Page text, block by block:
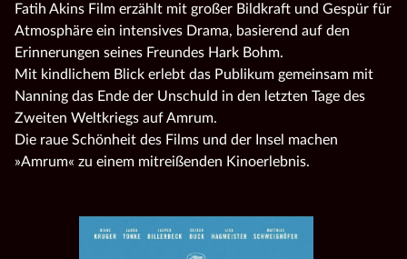
Fatih Akins Film erzählt mit großer Bildkraft und Gespür für
Atmosphäre ein intensives Drama, basierend auf den
Erinnerungen seines Freundes Hark Bohm.
Mit kindlichem Blick erlebt das Publikum gemeinsam mit
Nanning das Ende der Unschuld in den letzten Tage des
Zweiten Weltkriegs auf Amrum.
Die raue Schönheit des Films und der Insel machen
»Amrum« zu einem mitreißenden Kinoerlebnis.